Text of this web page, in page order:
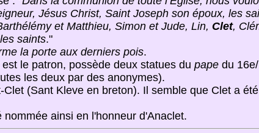
Jésus Christ, Saint Joseph son époux, les
et Matthieu, Simon et Jude, Lin, Clet,
saints."
la porte aux derniers pois.
le patron, possède deux statues du papedu 16e/
les deux par des anonymes).
(Sant Kleve en breton). Il semble que Clet a
ainsi en l'honneur d'Anaclet.